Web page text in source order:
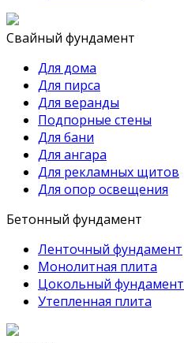
Свайный фундамент
Для дома
Для пирса
Для веранды
Подпорные стены
Для бани
Для ангара
Для рекламных щитов
Для опор освещения
Бетонный фундамент
Ленточный фундамент
Монолитная плита
Цокольный фундамент
Утепленная плита